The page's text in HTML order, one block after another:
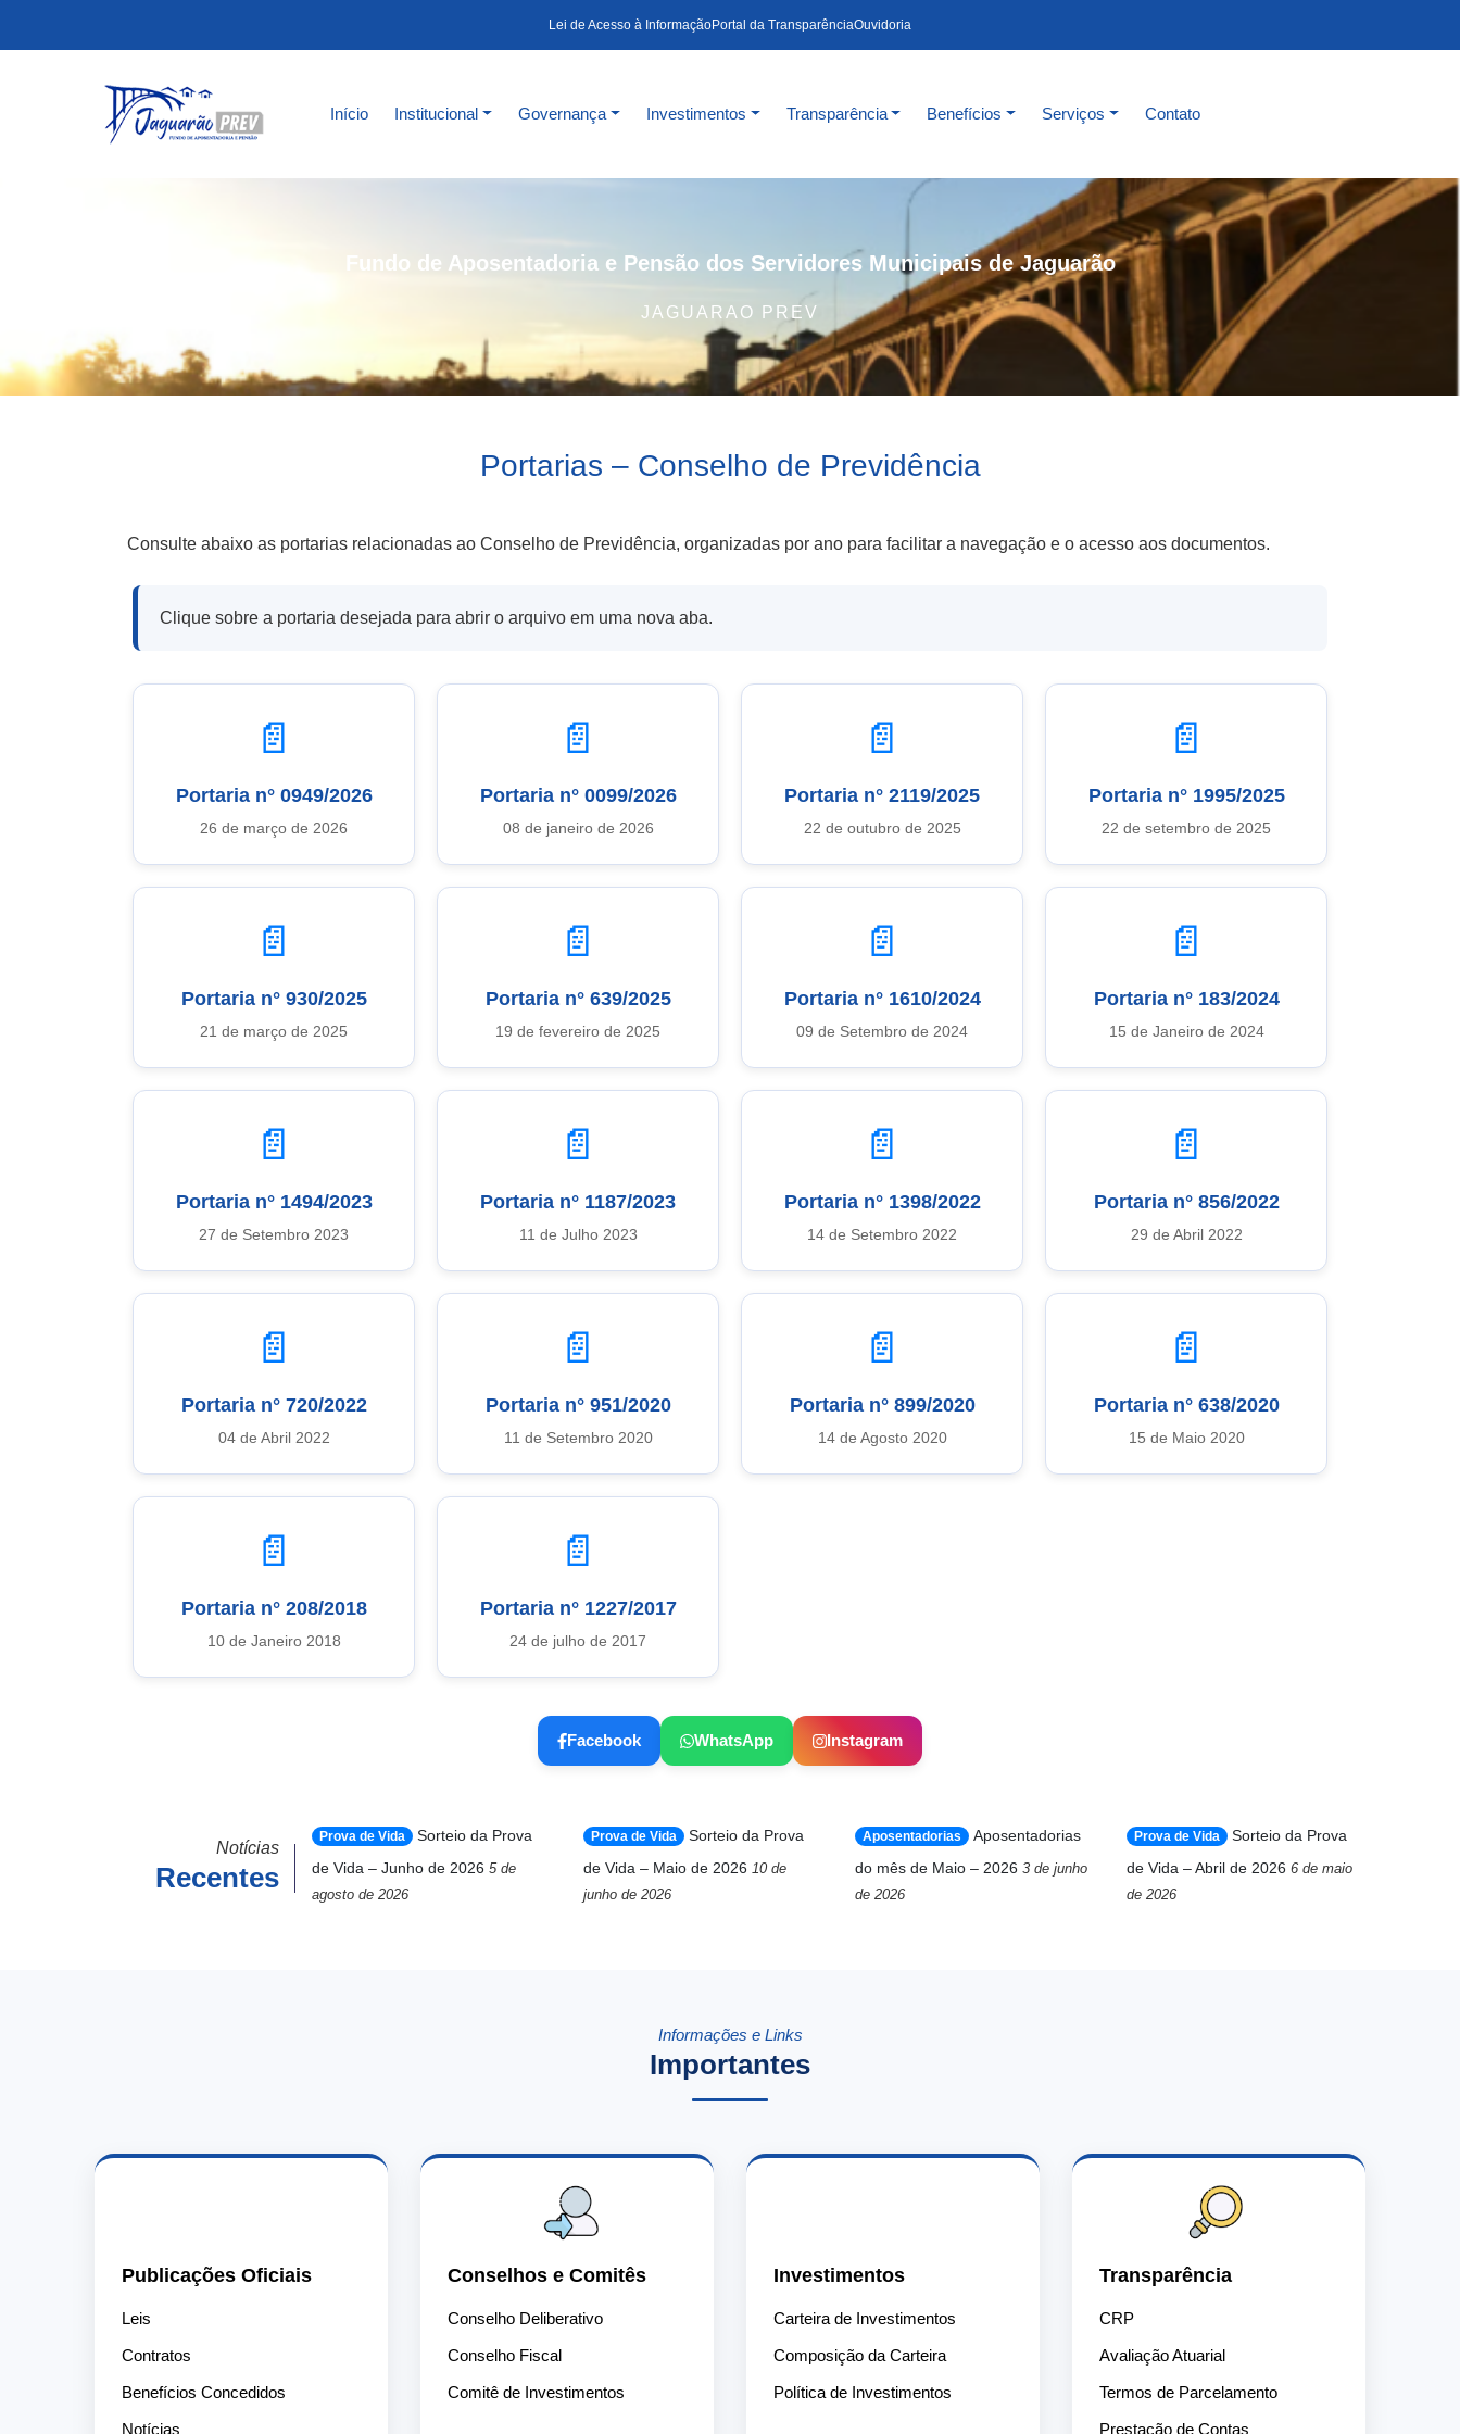
Lei de Acesso à InformaçãoPortal da TransparênciaOuvidoria
Início Institucional Governança Investimentos Transparência Benefícios Serviços Contato
Fundo de Aposentadoria e Pensão dos Servidores Municipais de Jaguarão
JAGUARAO PREV
Portarias – Conselho de Previdência
Consulte abaixo as portarias relacionadas ao Conselho de Previdência, organizadas por ano para facilitar a navegação e o acesso aos documentos.
Clique sobre a portaria desejada para abrir o arquivo em uma nova aba.
📄
Portaria n° 0949/2026
26 de março de 2026
📄
Portaria n° 0099/2026
08 de janeiro de 2026
📄
Portaria n° 2119/2025
22 de outubro de 2025
📄
Portaria n° 1995/2025
22 de setembro de 2025
📄
Portaria n° 930/2025
21 de março de 2025
📄
Portaria n° 639/2025
19 de fevereiro de 2025
📄
Portaria n° 1610/2024
09 de Setembro de 2024
📄
Portaria n° 183/2024
15 de Janeiro de 2024
📄
Portaria n° 1494/2023
27 de Setembro 2023
📄
Portaria n° 1187/2023
11 de Julho 2023
📄
Portaria n° 1398/2022
14 de Setembro 2022
📄
Portaria n° 856/2022
29 de Abril 2022
📄
Portaria n° 720/2022
04 de Abril 2022
📄
Portaria n° 951/2020
11 de Setembro 2020
📄
Portaria n° 899/2020
14 de Agosto 2020
📄
Portaria n° 638/2020
15 de Maio 2020
📄
Portaria n° 208/2018
10 de Janeiro 2018
📄
Portaria n° 1227/2017
24 de julho de 2017
Facebook WhatsApp Instagram
Notícias
Recentes
Prova de Vida
Sorteio da Prova
de Vida – Junho de 2026 5 de
agosto de 2026
Prova de Vida
Sorteio da Prova
de Vida – Maio de 2026 10 de
junho de 2026
Aposentadorias
Aposentadorias
do mês de Maio – 2026 3 de junho
de 2026
Prova de Vida
Sorteio da Prova
de Vida – Abril de 2026 6 de maio
de 2026
Informações e Links
Importantes
Publicações Oficiais
Leis
Contratos
Benefícios Concedidos
Notícias
Conselhos e Comitês
Conselho Deliberativo
Conselho Fiscal
Comitê de Investimentos
Investimentos
Carteira de Investimentos
Composição da Carteira
Política de Investimentos
Transparência
CRP
Avaliação Atuarial
Termos de Parcelamento
Prestação de Contas